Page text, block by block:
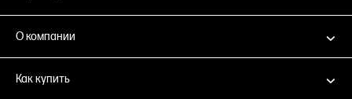
О компании
Как купить